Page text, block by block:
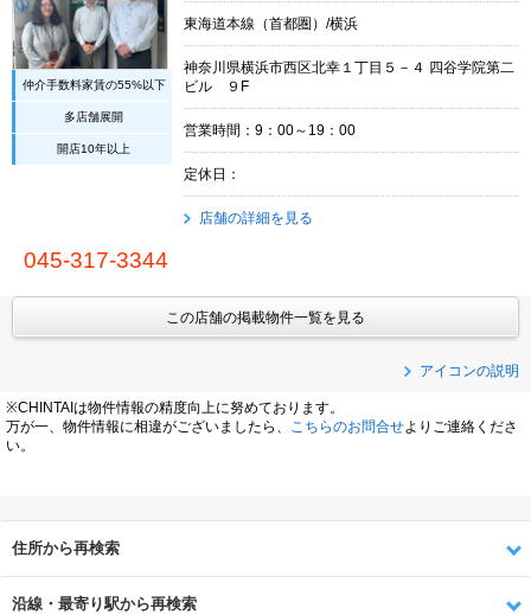
仲介手数料家賃の55%以下
多店舗展開
開店10年以上
東海道本線（首都圏）/横浜
神奈川県横浜市西区北幸１丁目５－４ 四谷学院第二
ビル ９F
営業時間：9：00～19：00
定休日：
店舗の詳細を見る
045-317-3344
この店舗の掲載物件一覧を見る
アイコンの説明
※CHINTAIは物件情報の精度向上に努めております。
万が一、物件情報に相違がございましたら、
こちらのお問合せよりご連絡くださ
い。
住所から再検索
沿線・最寄り駅から再検索